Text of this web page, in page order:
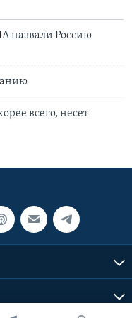
назвали Россию
всего, несет